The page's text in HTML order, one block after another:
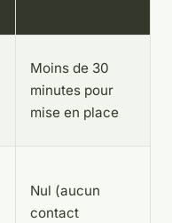
Moins de 30
minutes pour
mise en place
Nul (aucun
contact